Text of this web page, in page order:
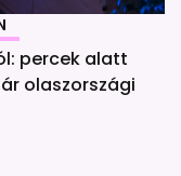
percek alatt
olaszországi